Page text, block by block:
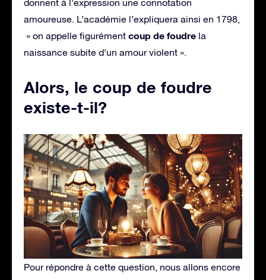
donnent à l’expression une connotation
amoureuse. L’académie l’expliquera ainsi en 1798,
» on appelle figurément coup de foudre la
naissance subite d’un amour violent ».
Alors, le coup de foudre
existe-t-il?
Pour répondre à cette question, nous allons encore